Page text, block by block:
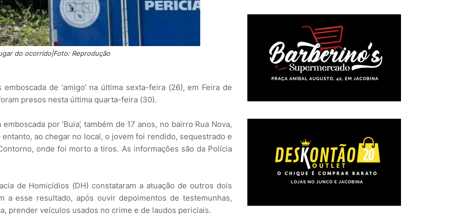
do ocorrido|Foto: Reprodução
de ‘amigo’ na última sexta-feira (26), em Feira de
presos nesta última quarta-feira (30).
por ‘Buia’, também de 17 anos, no bairro Rua Nova,
ao chegar no local, o jovem foi rendido, sequestrado e
onde foi morto a tiros. As informações são da Polícia
de Homicídios (DH) constataram a atuação de outros dois
a esse resultado, após ouvir depoimentos de testemunhas,
prender veículos usados no crime e de laudos periciais.